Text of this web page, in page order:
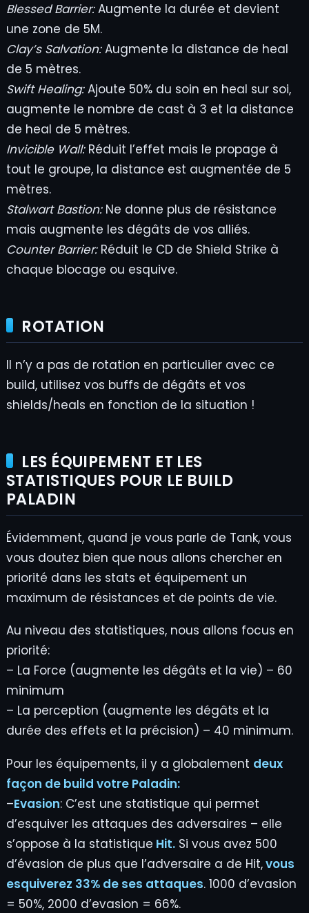
Blessed Barrier:Augmente la durée et devient
une zone de 5M.
Clay’s Salvation:Augmente la distance de heal
de 5 mètres.
Swift Healing:Ajoute 50% du soin en heal sur soi,
augmente le nombre de cast à 3 et la distance
de heal de 5 mètres.
Invicible Wall:Réduit l’effet mais le propage à
tout le groupe, la distance est augmentée de 5
mètres.
Stalwart Bastion:Ne donne plus de résistance
mais augmente les dégâts de vos alliés.
Counter Barrier:Réduit le CD de Shield Strike à
chaque blocage ou esquive.
ROTATION
Il n’y a pas de rotation en particulier avec ce
build, utilisez vos buffs de dégâts et vos
shields/heals en fonction de la situation !
LES ÉQUIPEMENT ET LES
STATISTIQUES POUR LE BUILD
PALADIN
Évidemment, quand je vous parle de Tank, vous
vous doutez bien que nous allons chercher en
priorité dans les stats et équipement un
maximum de résistances et de points de vie.
Au niveau des statistiques, nous allons focus en
priorité:
– La Force (augmente les dégâts et la vie) – 60
minimum
– La perception (augmente les dégâts et la
durée des effets et la précision) – 40 minimum.
Pour les équipements, il y a globalement deux
façon de build votre Paladin:
–Evasion: C’est une statistique qui permet
d’esquiver les attaques des adversaires – elle
s’oppose à la statistique Hit.Si vous avez 500
d’évasion de plus que l’adversaire a de Hit,vous
esquiverez 33% de ses attaques. 1000 d’evasion
= 50%, 2000 d’evasion = 66%.